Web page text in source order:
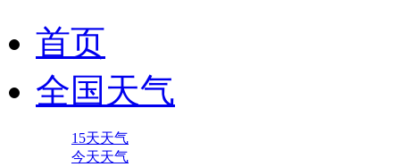
首页
全国天气
15天天气
今天天气